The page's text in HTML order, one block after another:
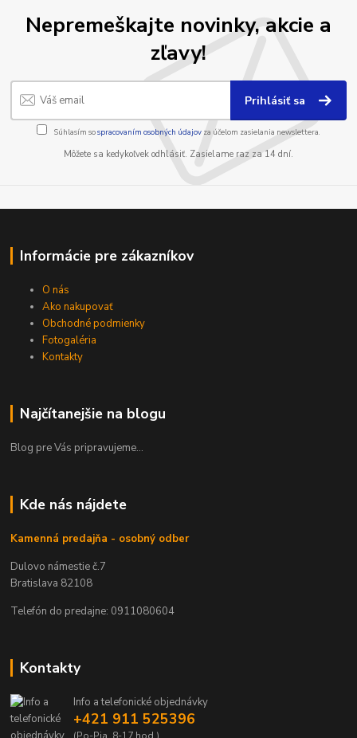
Nepremeškajte novinky, akcie a
zľavy!
Prihlásiť sa
Súhlasím sospracovaním osobných údajov za účelom zasielania newslettera.
Môžete sa kedykoľvek odhlásiť. Zasielame raz za 14 dní.
Informácie pre zákazníkov
O nás
Ako nakupovať
Obchodné podmienky
Fotogaléria
Kontakty
Najčítanejšie na blogu
Blog pre Vás pripravujeme...
Kde nás nájdete
Kamenná predajňa - osobný odber
Dulovo námestie č.7
Bratislava 82108
Telefón do predajne: 0911080604
Kontakty
Info a telefonické objednávky
+421 911 525396